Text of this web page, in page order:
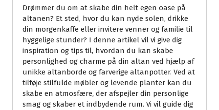
Drømmer du om at skabe din helt egen oase på
altanen? Et sted, hvor du kan nyde solen, drikke
din morgenkaffe eller invitere venner og familie til
hyggelige stunder? I denne artikel vil vi give dig
inspiration og tips til, hvordan du kan skabe
personlighed og charme på din altan ved hjælp af
unikke altanborde og farverige altanpotter. Ved at
tilføje stilfulde møbler og levende planter kan du
skabe en atmosfære, der afspejler din personlige
smag og skaber et indbydende rum. Vi vil guide dig